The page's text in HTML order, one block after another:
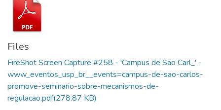
Files
FireShot Screen Capture #258 - 'Campus de São Carl_' -
www_eventos_usp_br__events=campus-de-sao-carlos-
promove-seminario-sobre-mecanismos-de-
regulacao.pdf(278.87 KB)